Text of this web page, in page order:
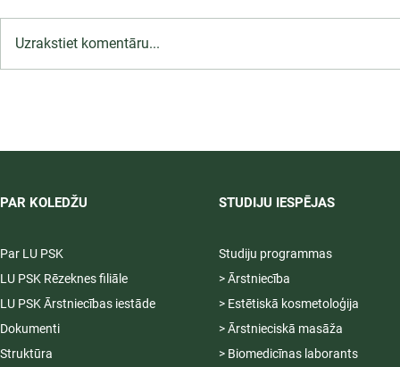
Uzrakstiet komentāru...
PAR KOLEDŽU
Par LU PSK
LU PSK Rēzeknes filiāle
LU PSK Ārstniecības iestāde
Dokumenti
Struktūra
STUDIJU IESPĒJAS
Studiju programmas
> Ārstniecība
> Estētiskā kosmetoloģija
> Ārstnieciskā masāža
> Biomedicīnas laborants